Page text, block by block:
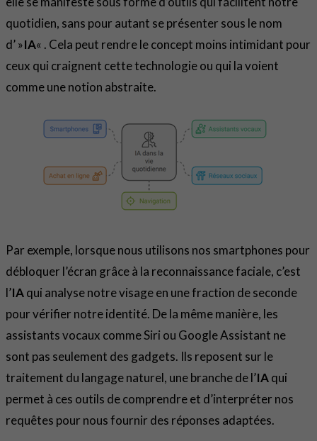
quotidien, sans pour autant se présenter sous le nom
d’ »IA« . Cela peut rendre le concept moins intimidant pour
ceux qui craignent cette technologie ou qui la voient
comme une notion abstraite.
Par exemple, lorsque nous utilisons nos smartphones pour
débloquer l’écran grâce à la reconnaissance faciale, c’est
l’IAqui analyse notre visage en une fraction de seconde
pour vérifier notre identité. De la même manière, les
assistants vocaux comme Siri ou Google Assistant ne
sont pas seulement des gadgets. Ils reposent sur le
traitement du langage naturel, une branche de l’IAqui
permet à ces outils de comprendre et d’interpréter nos
requêtes pour nous fournir des réponses adaptées.